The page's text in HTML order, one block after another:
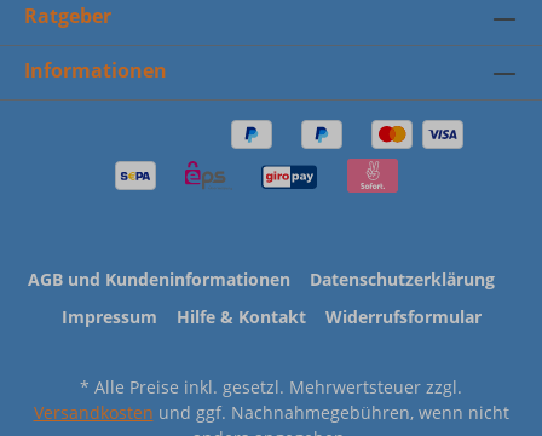
Ratgeber
Informationen
AGB und Kundeninformationen
Datenschutzerklärung
Impressum
Hilfe & Kontakt Widerrufsformular
* Alle Preise inkl. gesetzl. Mehrwertsteuer zzgl.
Versandkosten und ggf. Nachnahmegebühren, wenn nicht